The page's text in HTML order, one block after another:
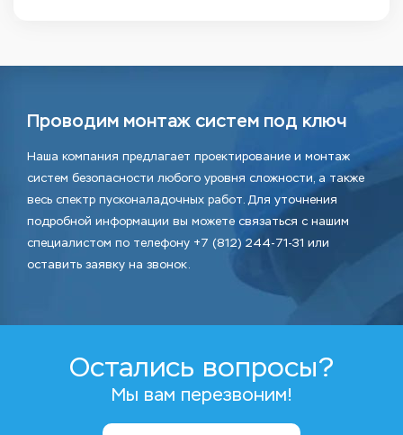
Проводим монтаж систем под ключ
Наша компания предлагает проектирование и монтаж
систем безопасности любого уровня сложности, а также
весь спектр пусконаладочных работ. Для уточнения
подробной информации вы можете связаться с нашим
специалистом по телефону +7 (812) 244-71-31 или
оставить заявку на звонок.
Остались вопросы?
Мы вам перезвоним!